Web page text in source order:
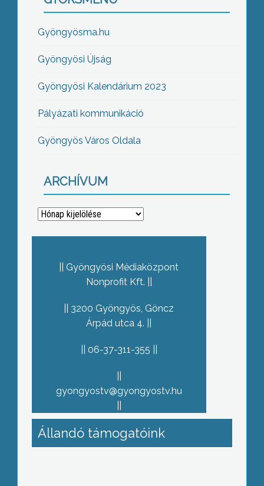
Gyöngyösma.hu
Gyöngyösi Újság
Gyöngyösi Kalendárium 2023
Pályázati kommunikáció
Gyöngyös Város Oldala
ARCHÍVUM
Archívum
Gyöngyösi Médiaközpont
Nonprofit Kft.
3200 Gyöngyös, Göncz
Árpád utca 4.
06-37-311-355
gyongyostv@gyongyostv.hu
Állandó támogatóink